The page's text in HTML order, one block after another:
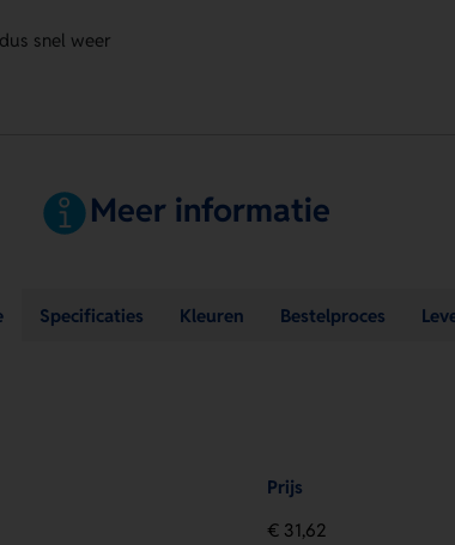
snel weer
Meer informatie
Specificaties Kleuren Bestelproces
Prijs
€ 31,62